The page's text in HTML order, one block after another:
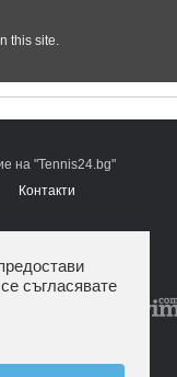
на "Tennis24.bg"
Контакти
съгласявате